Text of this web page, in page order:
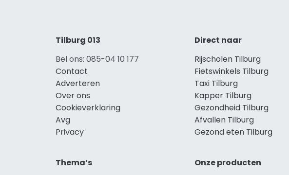
Tilburg 013
Bel ons: 085-04 10 177
Contact
Adverteren
Over ons
Cookieverklaring
Avg
Privacy
Direct naar
Rijscholen Tilburg
Fietswinkels Tilburg
Taxi Tilburg
Kapper Tilburg
Gezondheid Tilburg
Afvallen Tilburg
Gezond eten Tilburg
Thema’s
Onze producten